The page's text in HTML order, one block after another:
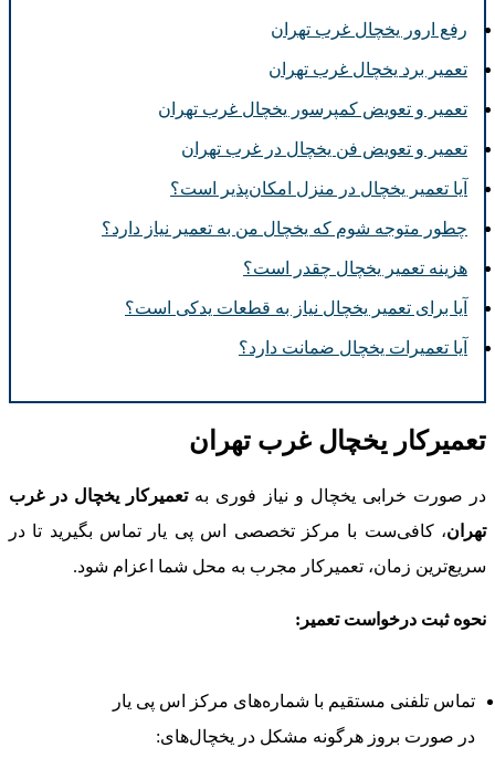
رفع ارور یخچال غرب تهران
تعمیر برد یخچال غرب تهران
تعمیر و تعویض کمپرسور یخچال غرب تهران
تعمیر و تعویض فن یخچال در غرب تهران
آیا تعمیر یخچال در منزل امکان‌پذیر است؟
چطور متوجه شوم که یخچال من به تعمیر نیاز دارد؟
هزینه تعمیر یخچال چقدر است؟
آیا برای تعمیر یخچال نیاز به قطعات یدکی است؟
آیا تعمیرات یخچال ضمانت دارد؟
تعمیرکار یخچال غرب تهران
در صورت خرابی یخچال و نیاز فوری بهتعمیرکار یخچال در غرب
تهران، کافی‌ست با مرکز تخصصی اس پی یار تماس بگیرید تا در
سریع‌ترین زمان، تعمیرکار مجرب به محل شما اعزام شود.
نحوه ثبت درخواست تعمیر:
تماس تلفنی مستقیم با شماره‌های مرکز اس پی یار
در صورت بروز هرگونه مشکل در یخچال‌های: